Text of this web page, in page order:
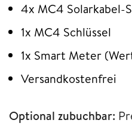
4x MC4 Solarkabel-
1x MC4 Schlüssel
1x Smart Meter
Versandkostenfrei
Optional zubuchbar: